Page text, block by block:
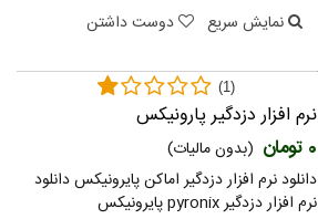
نمایش سریع
دوست داشتن
نرم افزار دزدگیر پارونیکس
0 تومان
(بدون مالیات)
(1)
دانلود نرم افزار دزدگیر اماکن پایرونیکس دانلود
نرم افزار دزدگیر pyronix پایرونیکس